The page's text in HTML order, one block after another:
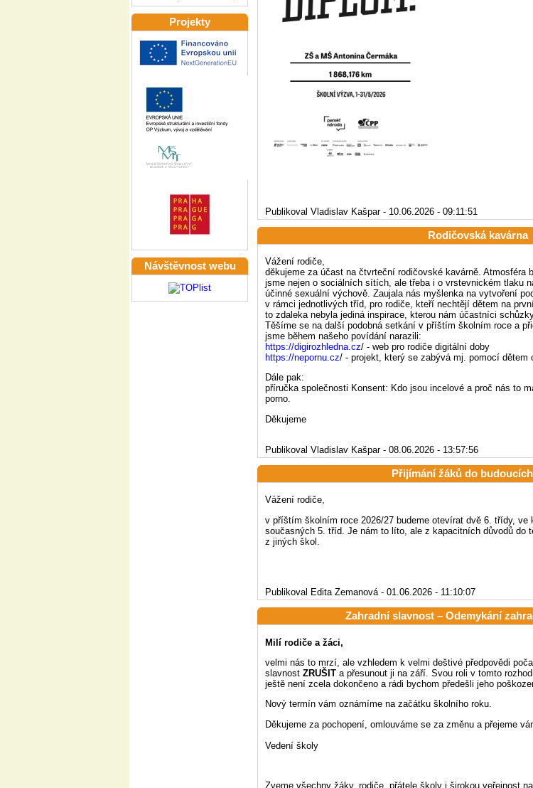
Projekty
Návštěvnost webu
Publikoval Vladislav Kašpar - 10.06.2026 - 09:11:51
Rodičovská kavárna
Vážení rodiče,
děkujeme za účast na čtvrteční rodičovské kavárně. Atmosféra
jsme nejen o sociálních sítích, ale třeba i o vrstevnickém tlaku
účinné sexuální výchově. Zaujala nás myšlenka na vytvoření
v rámci jednotlivých tříd, pro rodiče, kteří nechtějí dětem na
to zdaleka nebyla jediná inspirace, kterou nám účastníci
Těšíme se na další podobná setkání v příštím školním roce a
jsme během našeho povídání narazili:
https://digirozhledna.cz/ - web pro rodiče digitální doby
https://nepornu.cz/ - projekt, který se zabývá mj. pomocí dětem
Dále pak:
příručka společnosti Konsent: Kdo jsou incelové a proč nás to
porno.
Děkujeme
Publikoval Vladislav Kašpar - 08.06.2026 - 13:57:56
Přijímání žáků do
Vážení rodiče,
v příštím školním roce 2026/27 budeme otevírat dvě 6. třídy, ve
současných 5. tříd. Je nám to líto, ale z kapacitních důvodů do
z jiných škol.
Publikoval Edita Zemanová - 01.06.2026 - 11:10:07
Zahradní slavnost – Odemykání
Milí rodiče a žáci,
velmi nás to mrzí, ale vzhledem k velmi deštivé předpovědi
slavnost ZRUŠIT a přesunout ji na září. Svou roli v tomto
ještě není zcela dokončeno a rádi bychom předešli jeho
Nový termín vám oznámíme na začátku školního roku.
Děkujeme za pochopení, omlouváme se za změnu a přejeme
Vedení školy
Zveme všechny žáky, rodiče, přátele školy i širokou veřejnost